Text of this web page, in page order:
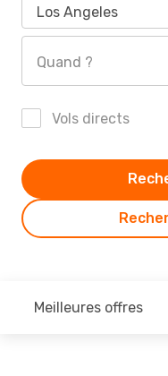
Los Angeles
Quand ?
Vols directs
Meilleures offres